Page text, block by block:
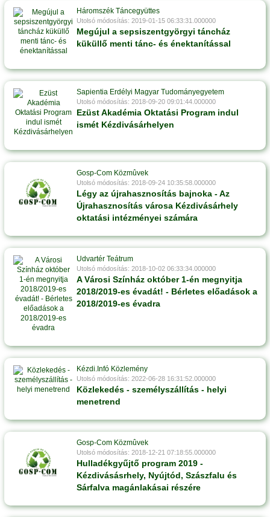
Háromszék Táncegyüttes
Utolsó módosítás: 2019-01-15 06:33:31.000000
Megújul a sepsiszentgyörgyi táncház
küküllő menti tánc- és énektanítással
Sapientia Erdélyi Magyar Tudományegyetem
Utolsó módosítás: 2018-09-20 09:01:44.000000
Ezüst Akadémia Oktatási Program indul
ismét Kézdivásárhelyen
Gosp-Com Közmûvek
Utolsó módosítás: 2018-09-24 10:35:58.000000
Légy az újrahasznosítás bajnoka - Az
Újrahasznosítás városa Kézdivásárhely
oktatási intézményei számára
Udvartér Teátrum
Utolsó módosítás: 2018-10-02 06:33:34.000000
A Városi Színház október 1-én megnyitja
2018/2019-es évadát! - Bérletes előadások a
2018/2019-es évadra
Kézdi.Infó Közlemény
Utolsó módosítás: 2022-06-28 16:31:52.000000
Közlekedés - személyszállítás - helyi
menetrend
Gosp-Com Közmûvek
Utolsó módosítás: 2018-12-21 07:18:55.000000
Hulladékgyűjtő program 2019 -
Kézdivásásrhely, Nyújtód, Szászfalu és
Sárfalva magánlakásai részére